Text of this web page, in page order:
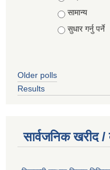
सामान्य
सुधार गर्नु पर्ने
Older polls
Results
सार्वजनिक खरीद